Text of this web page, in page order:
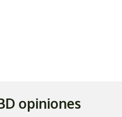
opiniones